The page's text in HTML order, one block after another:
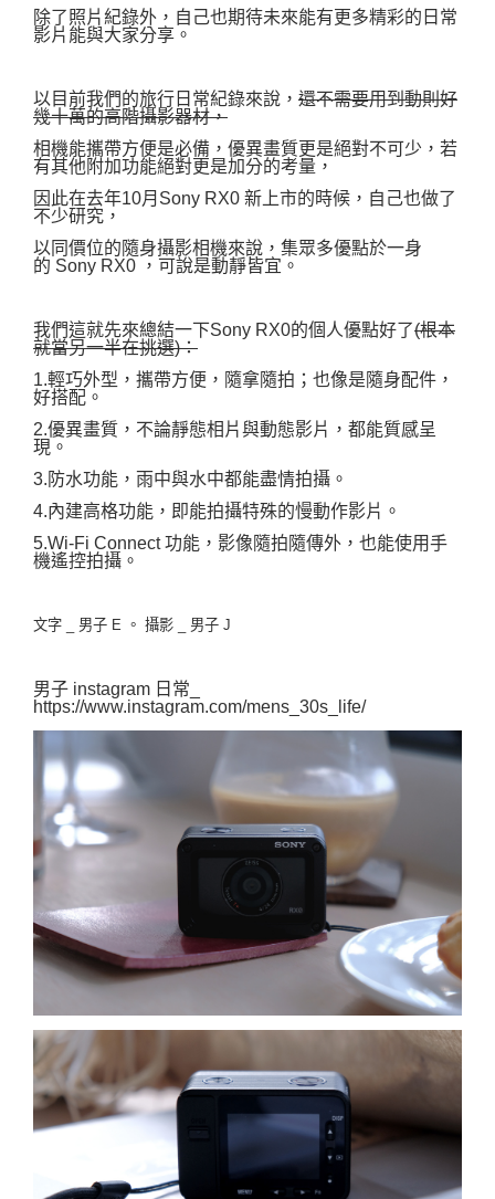
除了照片紀錄外，自己也期待未來能有更多精彩的日常
影片能與大家分享。
以目前我們的旅行日常紀錄來說， 還不需要用到動則好
幾十萬的高階攝影器材，
相機能攜帶方便是必備，優異畫質更是絕對不可少，若
有其他附加功能絕對更是加分的考量，
因此在去年10月Sony RX0 新上市的時候，自己也做了
不少研究，
以同價位的隨身攝影相機來說，集眾多優點於一身
的 Sony RX0 ， 可說是動靜皆宜。
我們這就先來總結一下Sony RX0的個人優點好了(根本
就當另一半在挑選)：
1.輕巧外型，攜帶方便，隨拿隨拍；也像是隨身配件，
好搭配。
2.優異畫質，不論靜態相片與動態影片，都能質感呈
現。
3.防水功能，雨中與水中都能盡情拍攝。
4.內建高格功能，即能拍攝特殊的慢動作影片。
5.Wi-Fi Connect 功能，影像隨拍隨傳外，也能使用手
機遙控拍攝。
文字 _ 男子 E 。 攝影 _ 男子 J
https://www.instagram.com/mens_30s_life/